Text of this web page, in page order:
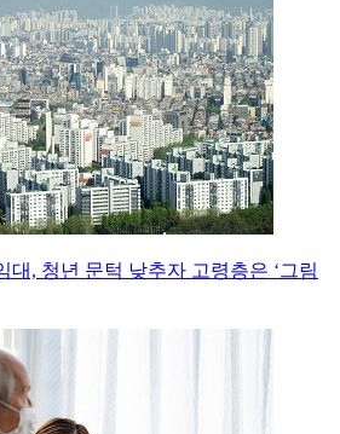
대, 청년 문턱 낮추자 고령층은 ‘그림